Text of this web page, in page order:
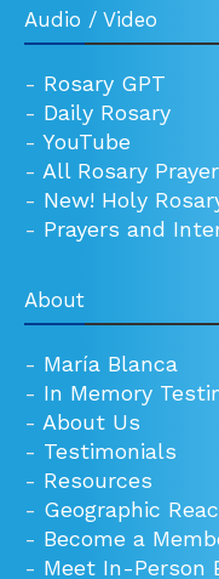
Audio / Video
- Rosary GPT
- Daily Rosary
- YouTube
- All Rosary
- New! Holy
- Prayers and
About
- María Blanca
- In Memory
- About Us
- Testimonials
- Resources
- Geographic
- Become a
- Meet In-Person